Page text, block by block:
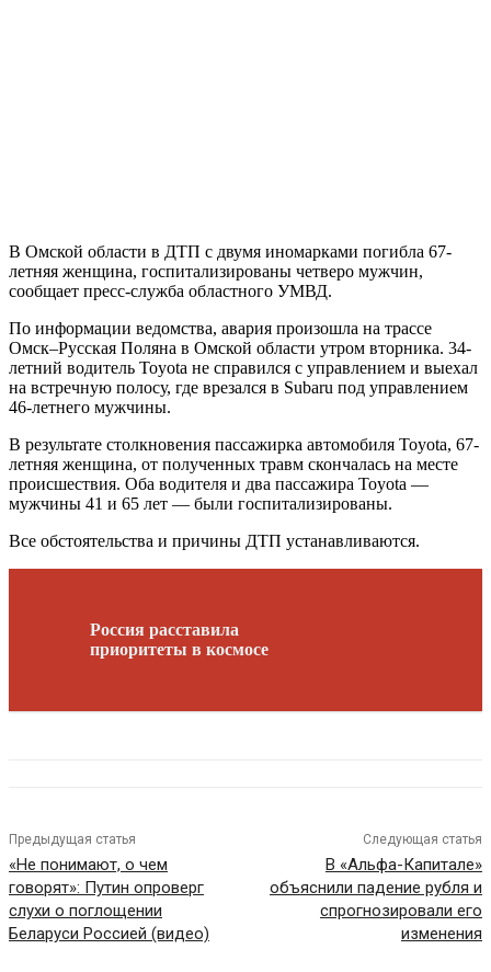
В Омской области в ДТП с двумя иномарками погибла 67-
летняя женщина, госпитализированы четверо мужчин,
сообщает пресс-служба областного УМВД.
По информации ведомства, авария произошла на трассе
Омск–Русская Поляна в Омской области утром вторника. 34-
летний водитель Toyota не справился с управлением и выехал
на встречную полосу, где врезался в Subaru под управлением
46-летнего мужчины.
В результате столкновения пассажирка автомобиля Toyota, 67-
летняя женщина, от полученных травм скончалась на месте
происшествия. Оба водителя и два пассажира Toyota —
мужчины 41 и 65 лет — были госпитализированы.
Все обстоятельства и причины ДТП устанавливаются.
Россия расставила
приоритеты в космосе
Предыдущая статья
«Не понимают, о чем
говорят»: Путин опроверг
слухи о поглощении
Беларуси Россией (видео)
Следующая статья
В «Альфа-Капитале»
объяснили падение рубля и
спрогнозировали его
изменения